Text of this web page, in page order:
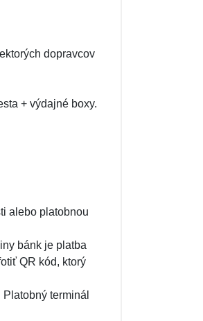
dopravcov
+ výdajné boxy.
alebo platobnou
bánk je platba
QR kód, ktorý
terminál